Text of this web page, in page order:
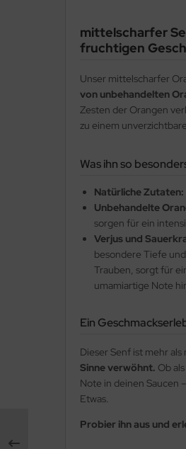
mittelscharfer
fruchtigen
Unser mittelscharfer
von unbehandelten
Zesten der Orangen
zu einem
Was ihn so
Natürliche Zutaten:
Unbehandelte
sorgen für ein
Verjus und
besondere Tiefe
Trauben, sorgt für
umamiartige Note
Ein
Dieser Senf ist mehr als
Sinne verwöhnt. Ob
Note in deinen Saucen
Etwas.
Probier ihn aus und